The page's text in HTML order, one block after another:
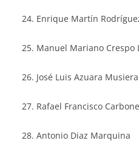
Enrique Martín
Manuel Mariano Crespo
José Luis Azuara Musiera
Rafael Francisco
Antonio Diaz Marquina